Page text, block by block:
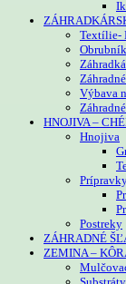
Textílie-
Výbava
HNOJIVA –
Hnojiva
Postreky
ZÁHRADNÉ
ZEMINA –